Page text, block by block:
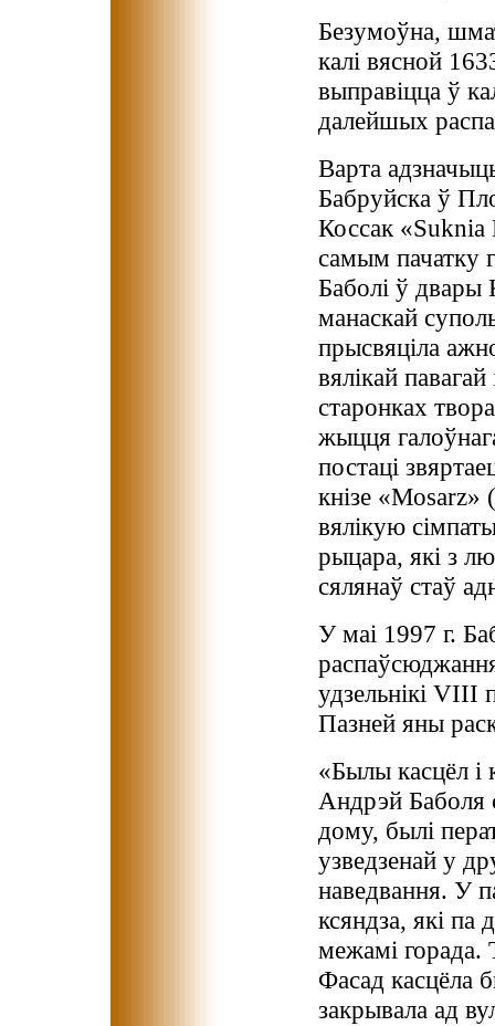
Безумоўна,
калі вясной
выправіцца ў
далейшых
Варта
Бабруйска ў
Коссак
самым пачатку
Баболі ў двары
манаскай
прысвяціла
вялікай
старонках
жыцця
постаці
кнізе
вялікую
рыцара, які з
сялянаў стаў
У маі 1997 г.
удзельнікі VIII
Пазней яны
«Былы касцёл і
Андрэй Баболя
дому, былі
узведзенай у
наведвання. У
ксяндза, які па
межамі горада.
Фасад касцёла
закрывала ад